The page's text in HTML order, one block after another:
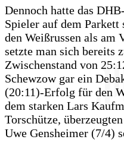
Dennoch hatte das
Spieler auf dem
den Weißrussen als am
setzte man sich bereits
Zwischenstand von
Schewzow gar ein
(20:11)-Erfolg für den
dem starken Lars
Torschütze,
Uwe Gensheimer (7/4)